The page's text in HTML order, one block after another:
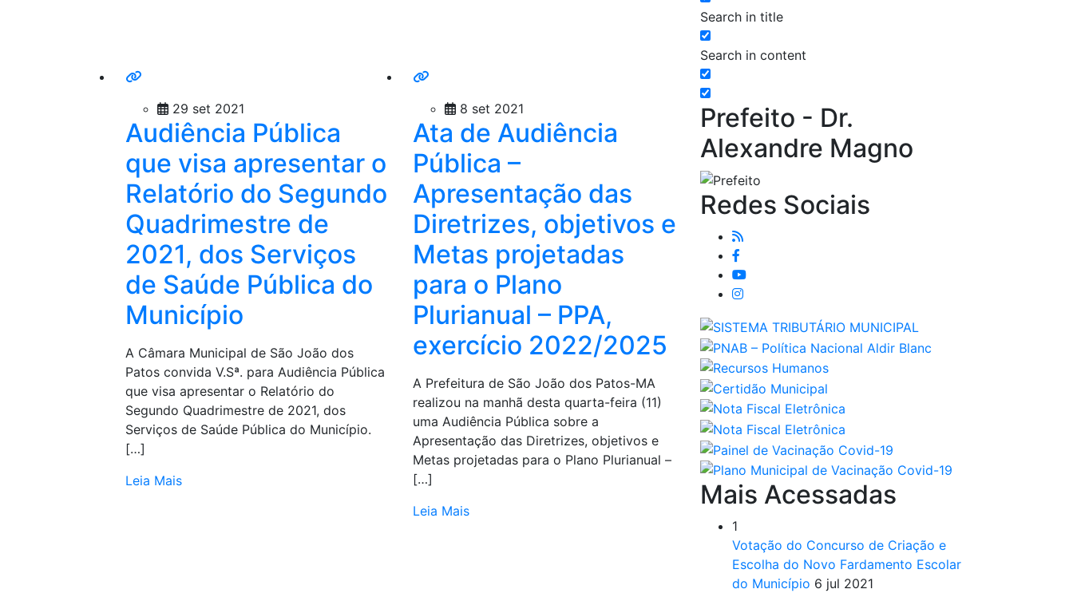
29 set 2021
Audiência Pública
que visa apresentar o
Relatório do Segundo
Quadrimestre de
2021, dos Serviços
de Saúde Pública do
Município
A Câmara Municipal de São João dos
Patos convida V.Sª. para Audiência Pública
que visa apresentar o Relatório do
Segundo Quadrimestre de 2021, dos
Serviços de Saúde Pública do Município.
[…]
Leia Mais
8 set 2021
Ata de Audiência
Pública –
Apresentação das
Diretrizes, objetivos e
Metas projetadas
para o Plano
Plurianual – PPA,
exercício 2022/2025
A Prefeitura de São João dos Patos-MA
realizou na manhã desta quarta-feira (11)
uma Audiência Pública sobre a
Apresentação das Diretrizes, objetivos e
Metas projetadas para o Plano Plurianual –
[…]
Leia Mais
Search in title
Search in content
Prefeito - Dr.
Alexandre Magno
Redes Sociais
Mais Acessadas
1
Votação do Concurso de Criação e
Escolha do Novo Fardamento Escolar
do Município 6 jul 2021